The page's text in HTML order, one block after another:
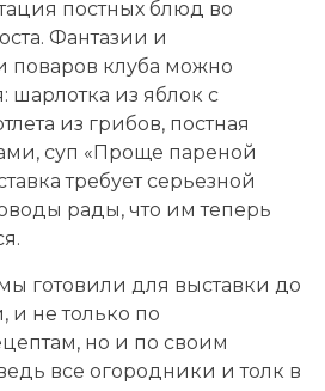
постных блюд во
Фантазии и
поваров клуба можно
шарлотка из яблок с
из грибов, постная
суп «Проще пареной
требует серьезной
рады, что им теперь
готовили для выставки до
и не только по
но и по своим
все огородники и толк в